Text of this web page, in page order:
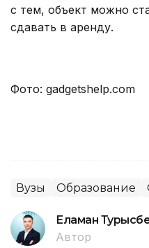
с тем, объект можно
сдавать в аренду.
Фото: gadgetshelp.com
Вузы Образование
Еламан
Автор